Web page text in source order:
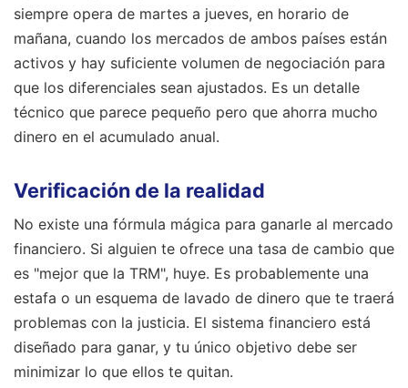
siempre opera de martes a jueves, en horario de
mañana, cuando los mercados de ambos países están
activos y hay suficiente volumen de negociación para
que los diferenciales sean ajustados. Es un detalle
técnico que parece pequeño pero que ahorra mucho
dinero en el acumulado anual.
Verificación de la realidad
No existe una fórmula mágica para ganarle al mercado
financiero. Si alguien te ofrece una tasa de cambio que
es "mejor que la TRM", huye. Es probablemente una
estafa o un esquema de lavado de dinero que te traerá
problemas con la justicia. El sistema financiero está
diseñado para ganar, y tu único objetivo debe ser
minimizar lo que ellos te quitan.